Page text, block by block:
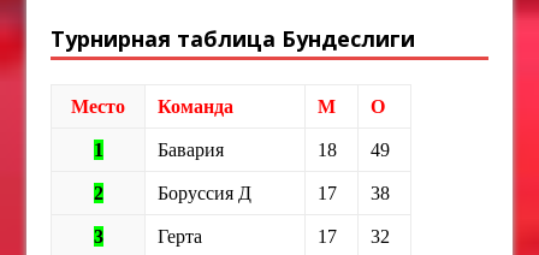
Турнирная таблица Бундеслиги
Место Команда М О
1 Бавария 18 49
2 Боруссия Д 17 38
3 Герта 17 32